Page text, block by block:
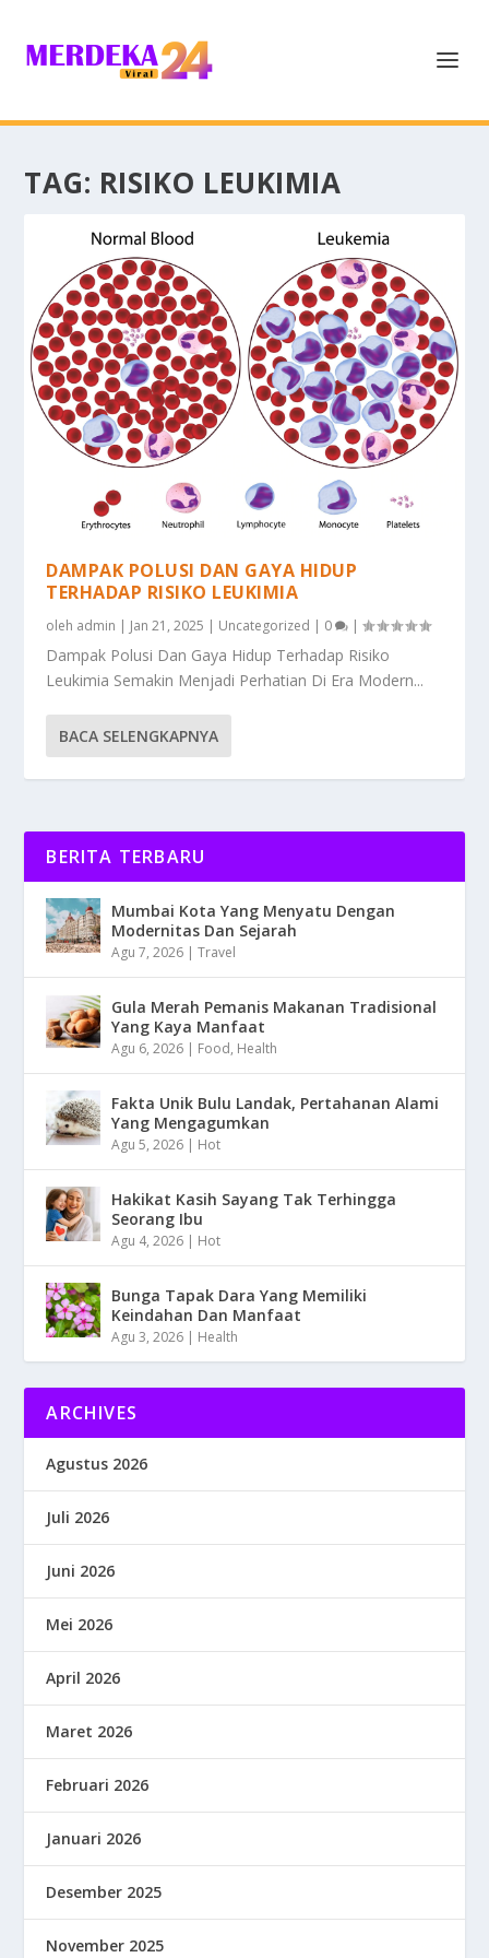
TAG: RISIKO LEUKIMIA
DAMPAK POLUSI DAN GAYA HIDUP
TERHADAP RISIKO LEUKIMIA
oleh admin | Jan 21, 2025 | Uncategorized | 0 |
Dampak Polusi Dan Gaya Hidup Terhadap Risiko
Leukimia Semakin Menjadi Perhatian Di Era Modern...
BACA SELENGKAPNYA
BERITA TERBARU
Mumbai Kota Yang Menyatu Dengan
Modernitas Dan Sejarah
Agu 7, 2026 |Travel
Gula Merah Pemanis Makanan Tradisional
Yang Kaya Manfaat
Agu 6, 2026 | Food, Health
Fakta Unik Bulu Landak, Pertahanan Alami
Yang Mengagumkan
Agu 5, 2026 | Hot
Hakikat Kasih Sayang Tak Terhingga
Seorang Ibu
Agu 4, 2026 | Hot
Bunga Tapak Dara Yang Memiliki
Keindahan Dan Manfaat
Agu 3, 2026 | Health
ARCHIVES
Agustus 2026
Juli 2026
Juni 2026
Mei 2026
April 2026
Maret 2026
Februari 2026
Januari 2026
Desember 2025
November 2025